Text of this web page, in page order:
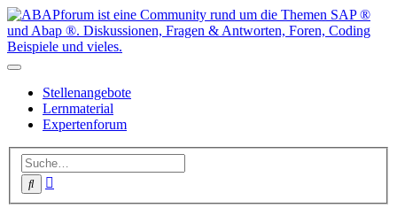
Stellenangebote
Lernmaterial
Expertenforum
Suche